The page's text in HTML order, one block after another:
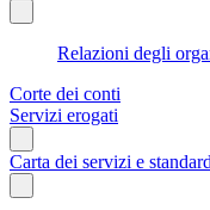
Relazioni degli
Corte dei conti
Servizi erogati
Carta dei servizi e